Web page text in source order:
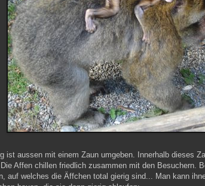
ist aussen mit einem Zaun umgeben. Innerhalb dieses
Affen chillen friedlich zusammen mit den Besuchern.
auf welches die Äffchen total gierig sind... Man kann